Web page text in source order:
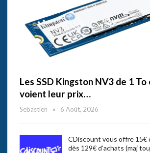
Les SSD Kingston NV3 de 1 To
voient leur prix…
Sebastien 6 Août, 2026
CDiscount vous offre 15€
dès 129€ d’achats (maj